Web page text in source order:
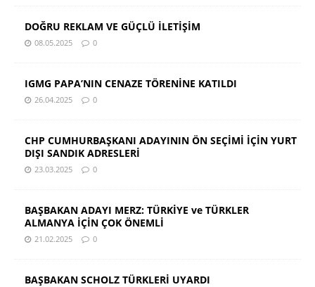
DOĞRU REKLAM VE GÜÇLÜ İLETİŞİM
08.05.2025 0
IGMG PAPA’NIN CENAZE TÖRENİNE KATILDI
26.04.2025 0
CHP CUMHURBAŞKANI ADAYININ ÖN SEÇİMİ İÇİN YURT
DIŞI SANDIK ADRESLERİ
23.03.2025 0
BAŞBAKAN ADAYI MERZ: TÜRKİYE ve TÜRKLER
ALMANYA İÇİN ÇOK ÖNEMLİ
21.02.2025 0
BAŞBAKAN SCHOLZ TÜRKLERİ UYARDI